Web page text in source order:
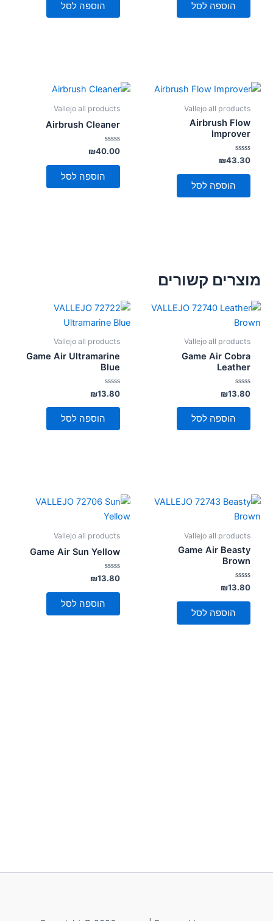
הוספה לסל הוספה לסל
Vallejo all products
Airbrush Flow
Improver
דורג
0
מתוך
₪43.30
הוספה לסל
Vallejo all products
Airbrush Cleaner
דורג
0
מתוך
₪40.00
הוספה לסל
מוצרים קשורים
Vallejo all products
Game Air Cobra
Leather
דורג
0
מתוך
₪13.80
הוספה לסל
Vallejo all products
Game Air Ultramarine
Blue
דורג
0
מתוך
₪13.80
הוספה לסל
Vallejo all products
Game Air Beasty
Brown
דורג
0
מתוך
₪13.80
הוספה לסל
Vallejo all products
Game Air Sun Yellow
דורג
0
מתוך
₪13.80
הוספה לסל